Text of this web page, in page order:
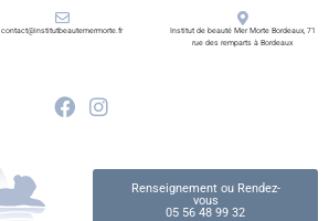
contact@institutbeautemermorte.fr
Institut de beauté Mer Morte Bordeaux, 71
rue des remparts à Bordeaux
Renseignement ou Rendez-
vous
05 56 48 99 32